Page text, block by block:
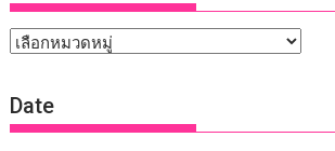
หัวข้อ
Date